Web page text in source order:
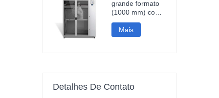
grande formato
(1000 mm) com
velocidade de
impressão rápida
de 500 mm/s em
automotivas.
Impressão 3D
Mais
Detalhes De Contato